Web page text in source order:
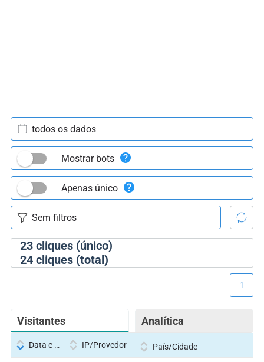
23cliques (único)
24cliques (total)
todos os dados
Mostrar bots
Apenas único
Visitantes Analítica
1
Data e hora IP/Provedor País/Cidade